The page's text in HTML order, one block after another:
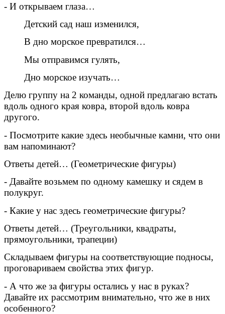
- И открываем глаза…
Детский сад наш изменился,
В дно морское превратился…
Мы отправимся гулять,
Дно морское изучать…
Делю группу на 2 команды, одной предлагаю встать
вдоль одного края ковра, второй вдоль ковра
другого.
- Посмотрите какие здесь необычные камни, что они
вам напоминают?
Ответы детей… (Геометрические фигуры)
- Давайте возьмем по одному камешку и сядем в
полукруг.
- Какие у нас здесь геометрические фигуры?
Ответы детей… (Треугольники, квадраты,
прямоугольники, трапеции)
Складываем фигуры на соответствующие подносы,
проговариваем свойства этих фигур.
- А что же за фигуры остались у нас в руках?
Давайте их рассмотрим внимательно, что же в них
особенного?